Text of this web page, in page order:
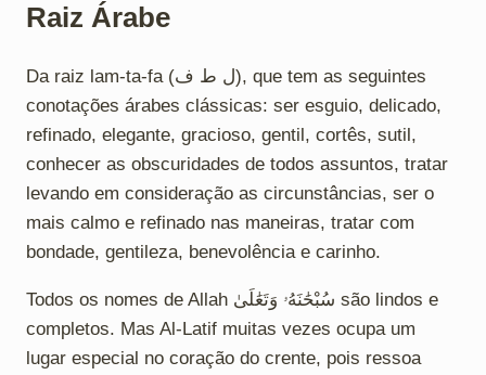
Raiz Árabe
Da raiz lam-ta-fa (ل ط ف), que tem as seguintes
conotações árabes clássicas: ser esguio, delicado,
refinado, elegante, gracioso, gentil, cortês, sutil,
conhecer as obscuridades de todos assuntos, tratar
levando em consideração as circunstâncias, ser o
mais calmo e refinado nas maneiras, tratar com
bondade, gentileza, benevolência e carinho.
Todos os nomes de Allah سُبْحَٰنَهُۥ وَتَعَٰلَىٰ são lindos e
completos. Mas Al-Latif muitas vezes ocupa um
lugar especial no coração do crente, pois ressoa